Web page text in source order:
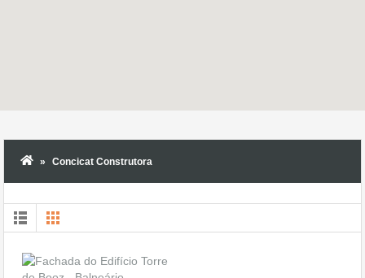
Concicat Construtora